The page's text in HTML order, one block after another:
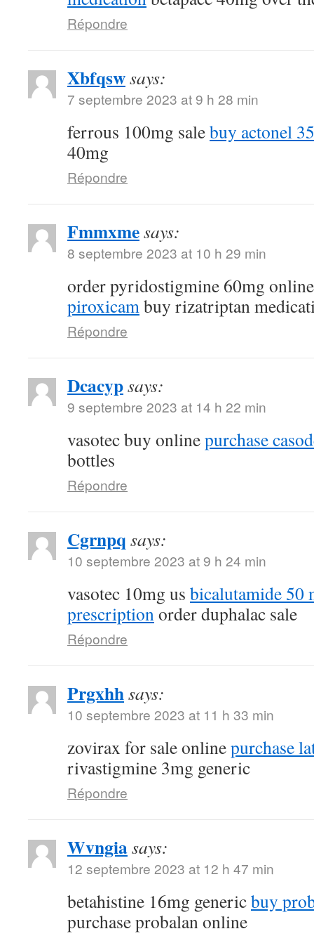
Répondre
Xbfqswsays:
7 septembre 2023 at 9 h 28 min
ferrous 100mg salebuy actonel
40mg
Répondre
Fmmxmesays:
8 septembre 2023 at 10 h 29 min
order pyridostigmine 60mg
piroxicambuy rizatriptan
Répondre
Dcacypsays:
9 septembre 2023 at 14 h 22 min
vasotec buy onlinepurchase
bottles
Répondre
Cgrnpq says:
10 septembre 2023 at 9 h 24 min
vasotec 10mg us bicalutamide 50
prescriptionorder duphalac sale
Répondre
Prgxhhsays:
10 septembre 2023 at 11 h 33 min
zovirax for sale onlinepurchase
rivastigmine 3mg generic
Répondre
Wvngiasays:
12 septembre 2023 at 12 h 47 min
betahistine 16mg genericbuy
purchase probalan online